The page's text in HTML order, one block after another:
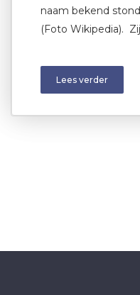
naam bekend
(Foto Wikipedia).
Lees verder